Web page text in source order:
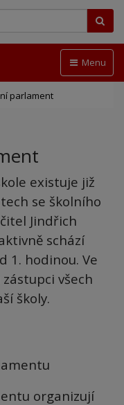
Menu
parlament
existuje již
se školního
Jindřich
schází
1. hodinou. Ve
všech
školy.
organizují